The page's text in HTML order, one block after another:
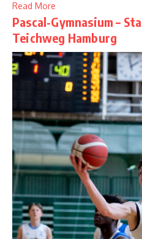
Read More
Pascal-Gymnasium –
Teichweg Hamburg